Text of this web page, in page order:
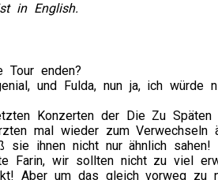
in English.
enden?
und Fulda, nun ja, ich
Konzerten der Die Zu
mal wieder zum
sie ihnen nicht nur ähnlich sahen!
Farin, wir sollten nicht zu viel
Aber um das gleich vorweg zu